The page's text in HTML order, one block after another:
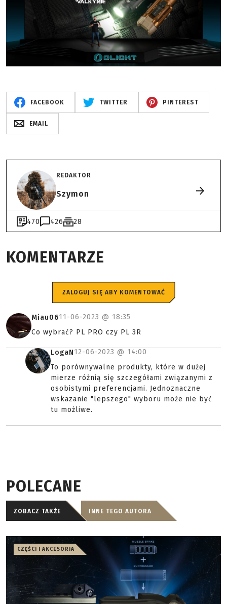
FACEBOOK TWITTER PINTEREST
EMAIL
REDAKTOR
Szymon
470 426 28
KOMENTARZE
ZALOGUJ SIĘ ABY KOMENTOWAĆ
Miau0611-06-2023 @ 18:35
Co wybrać? PL PRO czy PL 3R
LogaN12-06-2023 @ 14:00
To porównywalne produkty, które w dużej
mierze różnią się szczegółami związanymi z
osobistymi preferencjami. Jednoznaczne
wskazanie "lepszego" wyboru może nie być
tu możliwe.
POLECANE
ZOBACZ TAKŻE INNE TEGO AUTORA
CZĘŚCI I AKCESORIA